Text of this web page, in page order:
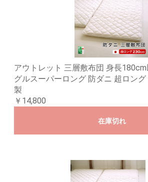
アウトレット 三層敷布団 身長
グルスーパーロング 防ダニ 超ロン
製
￥14,800
在庫切れ